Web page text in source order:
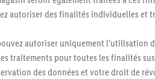
autoriser des finalités individuelles et
autoriser uniquement l’utilisation
traitements pour toutes les finalités
des données et votre droit de